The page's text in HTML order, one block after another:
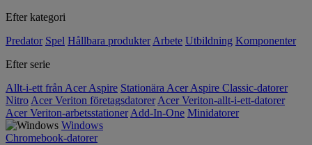
Efter kategori
Predator Spel Hållbara produkter Arbete Utbildning Komponenter
Efter serie
Allt-i-ett från Acer Aspire Stationära Acer Aspire Classic-datorer
Nitro Acer Veriton företagsdatorer Acer Veriton-allt-i-ett-datorer
Acer Veriton-arbetsstationer Add-In-One Minidatorer
Windows
Chromebook-datorer